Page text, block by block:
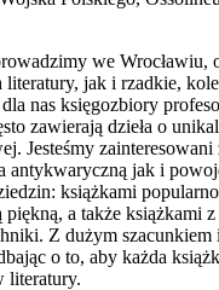
we Wrocławiu,
literatury, jak i rzadkie,
nas księgozbiory
zawierają dzieła o
Jesteśmy
antykwaryczną jak i
książkami
a także książkami
Z dużym szacunkiem
o to, aby każda
literatury.